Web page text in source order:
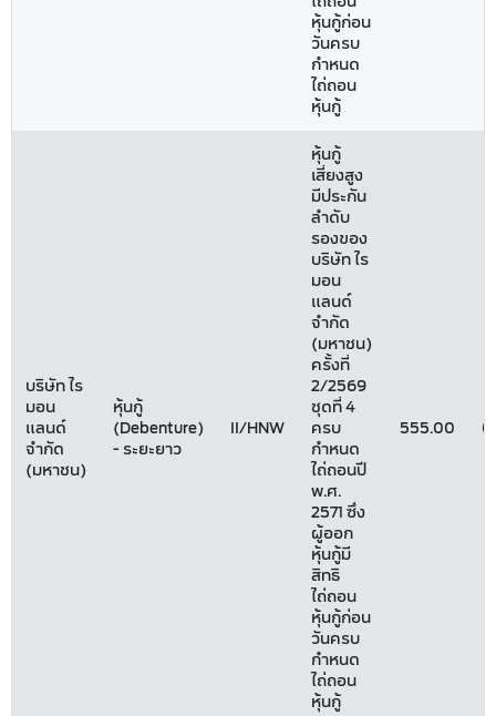
หุ้นกู้ก่อน
วันครบ
กำหนด
ไถ่ถอน
หุ้นกู้
บริษัท ไร
มอน
แลนด์
จำกัด
(มหาชน)
หุ้นกู้
(Debenture)
- ระยะยาว
II/HNW
หุ้นกู้
เสี่ยงสูง
มีประกัน
ลำดับ
รองของ
บริษัท ไร
มอน
แลนด์
จำกัด
(มหาชน)
ครั้งที่
2/2569
ชุดที่ 4
ครบ
กำหนด
ไถ่ถอนปี
พ.ศ.
2571 ซึ่ง
ผู้ออก
หุ้นกู้มี
สิทธิ
ไถ่ถอน
หุ้นกู้ก่อน
วันครบ
กำหนด
ไถ่ถอน
หุ้นกู้
555.00